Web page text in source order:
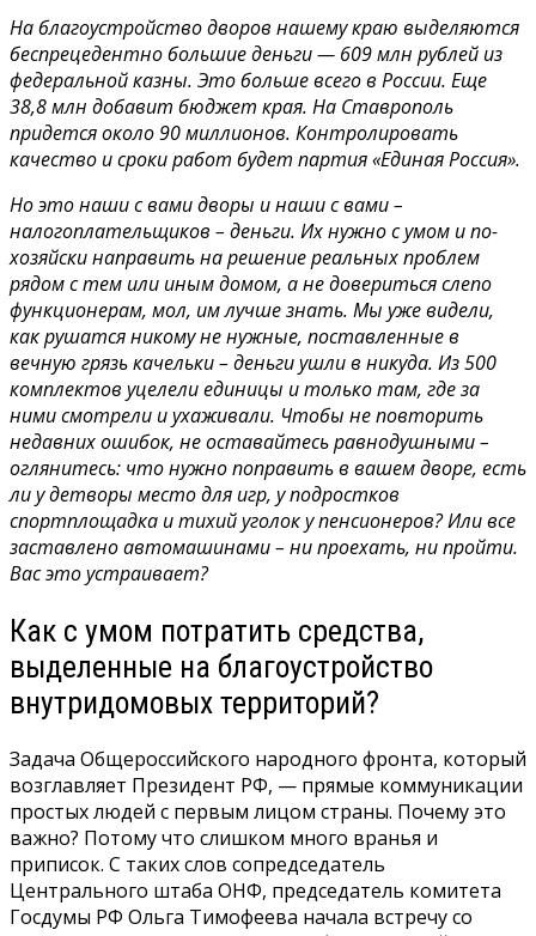
Отправить
На благоустройство дворов нашему краю выделяются
беспрецедентно большие деньги — 609 млн рублей из
федеральной казны. Это больше всего в России. Еще
38,8 млн добавит бюджет края. На Ставрополь
придется около 90 миллионов. Контролировать
качество и сроки работ будет партия «Единая Россия».
Но это наши с вами дворы и наши с вами –
налогоплательщиков – деньги. Их нужно с умом и по-
хозяйски направить на решение реальных проблем
рядом с тем или иным домом, а не довериться слепо
функционерам, мол, им лучше знать. Мы уже видели,
как рушатся никому не нужные, поставленные в
вечную грязь качельки – деньги ушли в никуда. Из 500
комплектов уцелели единицы и только там, где за
ними смотрели и ухаживали. Чтобы не повторить
недавних ошибок, не оставайтесь равнодушными –
оглянитесь: что нужно поправить в вашем дворе, есть
ли у детворы место для игр, у подростков
спортплощадка и тихий уголок у пенсионеров? Или все
заставлено автомашинами – ни проехать, ни пройти.
Вас это устраивает?
Как с умом потратить средства,
выделенные на благоустройство
внутридомовых территорий?
Задача Общероссийского народного фронта, который
возглавляет Президент РФ, — прямые коммуникации
простых людей с первым лицом страны. Почему это
важно? Потому что слишком много вранья и
приписок. С таких слов сопредседатель
Центрального штаба ОНФ, председатель комитета
Госдумы РФ Ольга Тимофеева начала встречу со